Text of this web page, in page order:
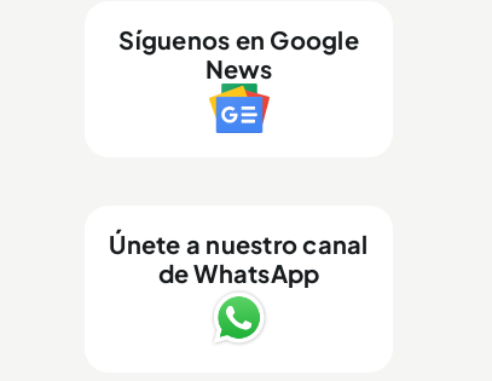
Síguenos en Google
News
Únete a nuestro canal
de WhatsApp